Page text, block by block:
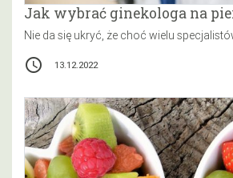
Jak wybrać ginekologa na
access_time 13.12.2022